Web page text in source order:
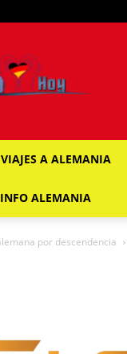
VIAJES A ALEMANIA
INFO ALEMANIA
por descendencia